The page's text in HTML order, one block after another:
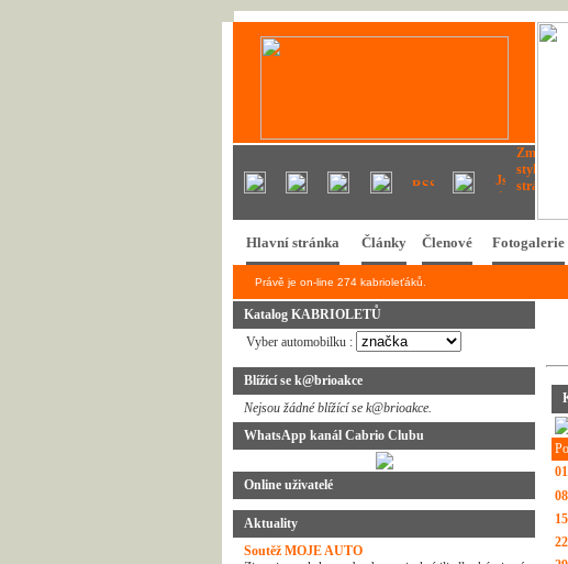
Hlavní stránka Články Členové Fotogalerie
Právě je on-line 274 kabrioleťáků.
Katalog KABRIOLETŮ
Vyber automobilku :
Blížící se k@brioakce
Nejsou žádné blížící se k@brioakce.
WhatsApp kanál Cabrio Clubu
Online uživatelé
Aktuality
Soutěž MOJE AUTO
Po
01
08
15
22